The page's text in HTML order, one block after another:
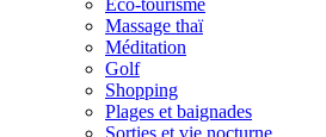
Massage thaï
Méditation
Golf
Shopping
Plages et baignades
Sorties et vie nocturne